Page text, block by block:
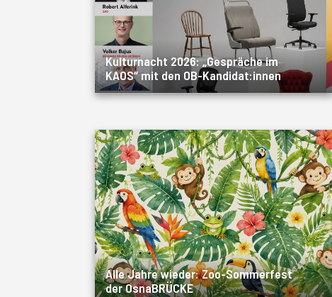
Kulturnacht 2026: „Gespräche im
KAOS“ mit den OB-Kandidat:innen
Alle Jahre wieder: Zoo-Sommerfest
der OsnaBRÜCKE